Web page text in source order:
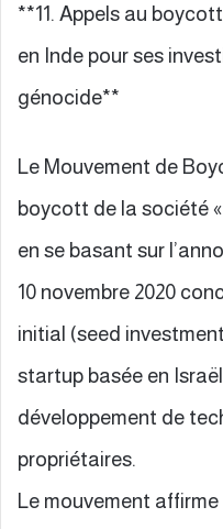
**11. Appels au
en Inde pour ses
génocide**
Le Mouvement de
boycott de la société
en se basant sur
10 novembre 2020
initial (seed
startup basée en
développement de
propriétaires.
Le mouvement